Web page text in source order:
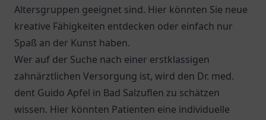
Altersgruppen geeignet sind. Hier könnten Sie neue
kreative Fähigkeiten entdecken oder einfach nur
Spaß an der Kunst haben.
Wer auf der Suche nach einer erstklassigen
zahnärztlichen Versorgung ist, wird den Dr. med.
dent Guido Apfel in Bad Salzuflen zu schätzen
wissen. Hier könnten Patienten eine individuelle